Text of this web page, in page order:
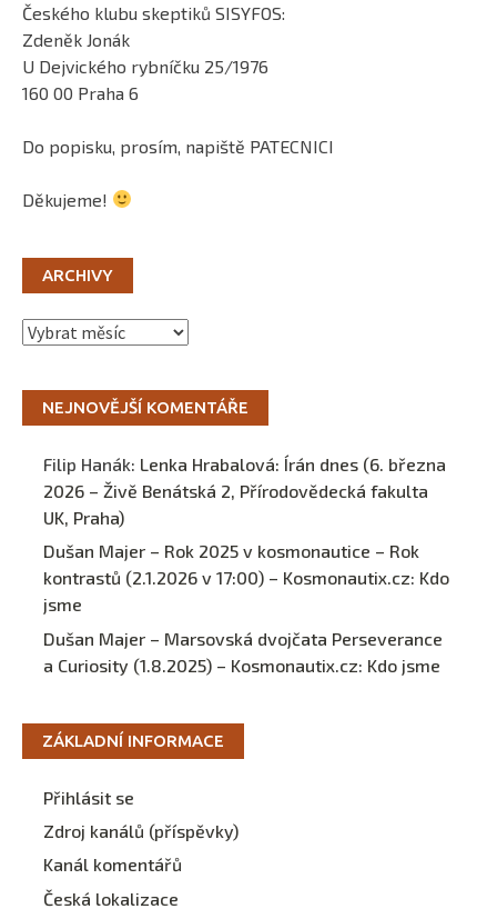
Českého klubu skeptiků SISYFOS:
Zdeněk Jonák
U Dejvického rybníčku 25/1976
160 00 Praha 6
Do popisku, prosím, napiště PATECNICI
Děkujeme!
ARCHIVY
Archivy
NEJNOVĚJŠÍ KOMENTÁŘE
Filip Hanák: Lenka Hrabalová: Írán dnes (6. března
2026 – Živě Benátská 2, Přírodovědecká fakulta
UK, Praha)
Dušan Majer – Rok 2025 v kosmonautice – Rok
kontrastů (2.1.2026 v 17:00) – Kosmonautix.cz: Kdo
jsme
Dušan Majer – Marsovská dvojčata Perseverance
a Curiosity (1.8.2025) – Kosmonautix.cz: Kdo jsme
ZÁKLADNÍ INFORMACE
Přihlásit se
Zdroj kanálů (příspěvky)
Kanál komentářů
Česká lokalizace